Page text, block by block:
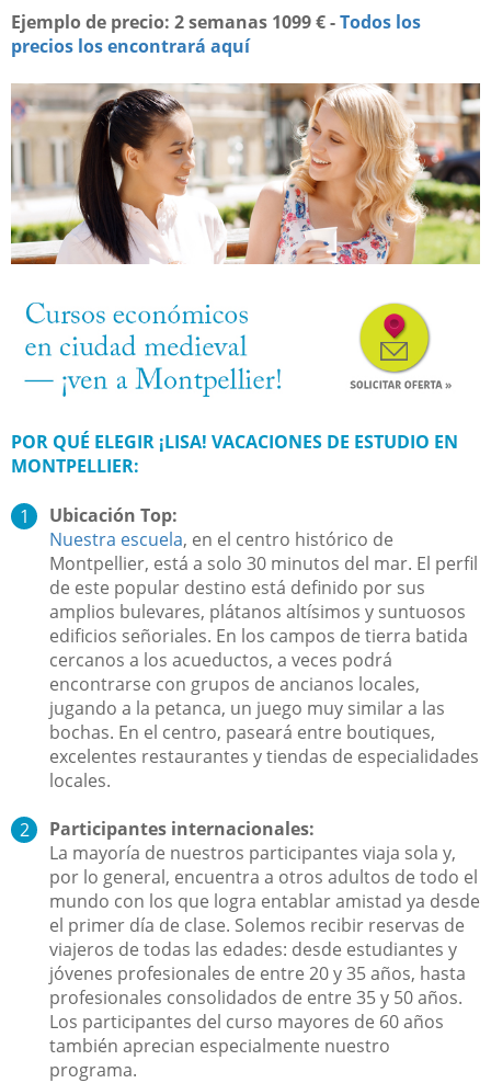
Ejemplo de precio: 2 semanas 1099 € -Todos los
precios los encontrará aquí
POR QUÉ ELEGIR ¡LISA! VACACIONES DE ESTUDIO EN
MONTPELLIER:
Ubicación Top:
Nuestra escuela, en el centro histórico de
Montpellier, está a solo 30 minutos del mar. El perfil
de este popular destino está definido por sus
amplios bulevares, plátanos altísimos y suntuosos
edificios señoriales. En los campos de tierra batida
cercanos a los acueductos, a veces podrá
encontrarse con grupos de ancianos locales,
jugando a la petanca, un juego muy similar a las
bochas. En el centro, paseará entre boutiques,
excelentes restaurantes y tiendas de especialidades
locales.
Participantes internacionales:
La mayoría de nuestros participantes viaja sola y,
por lo general, encuentra a otros adultos de todo el
mundo con los que logra entablar amistad ya desde
el primer día de clase. Solemos recibir reservas de
viajeros de todas las edades: desde estudiantes y
jóvenes profesionales de entre 20 y 35 años, hasta
profesionales consolidados de entre 35 y 50 años.
Los participantes del curso mayores de 60 años
también aprecian especialmente nuestro
programa.